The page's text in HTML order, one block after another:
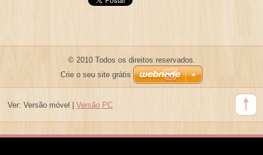
© 2010 Todos os direitos reservados.
Crie o seu site grátis
Ver: Versão móvel Versão PC